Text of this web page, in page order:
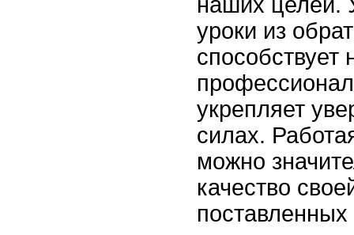
уроки из
способствует
укрепляет
силах.
можно
качество